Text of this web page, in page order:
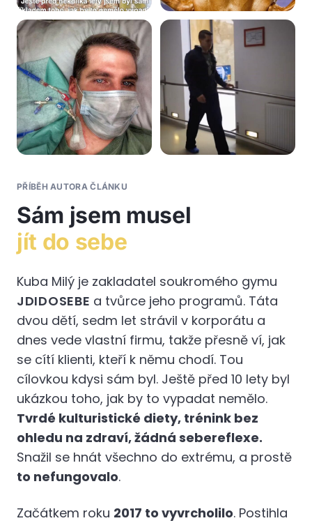
PŘÍBĚH AUTORA ČLÁNKU
Sám jsem musel
jít do sebe
Kuba Milý je zakladatel soukromého gymu
JDIDOSEBE a tvůrce jeho programů. Táta
dvou dětí, sedm let strávil v korporátu a
dnes vede vlastní firmu, takže přesně ví, jak
se cítí klienti, kteří k němu chodí. Tou
cílovkou kdysi sám byl. Ještě před 10 lety byl
ukázkou toho, jak by to vypadat nemělo.
Tvrdé kulturistické diety, trénink bez
ohledu na zdraví, žádná sebereflexe.
Snažil se hnát všechno do extrému, a prostě
to nefungovalo.
Začátkem roku 2017 to vyvrcholilo. Postihla